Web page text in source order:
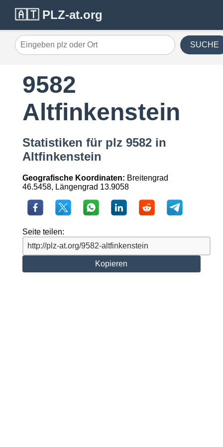
🇦🇹 PLZ-at.org
SUCHE
9582
Altfinkenstein
Statistiken für plz 9582 in
Altfinkenstein
Geografische Koordinaten: Breitengrad
46.5458, Längengrad 13.9058
Seite teilen:
Kopieren